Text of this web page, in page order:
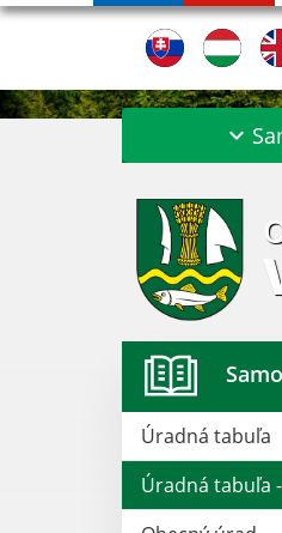
Úradná tabuľa
Úradná tabuľa